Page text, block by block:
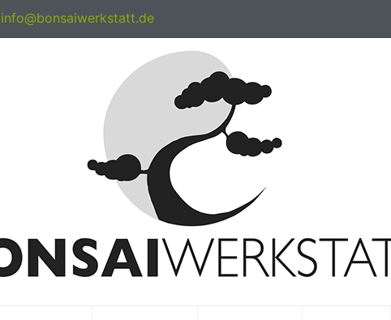
info@bonsaiwerkstatt.de